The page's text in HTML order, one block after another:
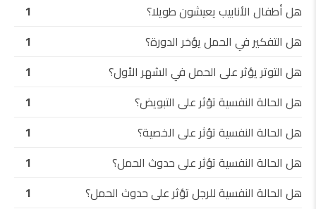
هل أطفال الأنابيب يعيشون طويلا؟
1
هل التفكير في الحمل يؤخر الدورة؟
1
هل التوتر يؤثر على الحمل في الشهر الأول؟
1
هل الحالة النفسية تؤثر على التبويض؟
1
هل الحالة النفسية تؤثر على الخصية؟
1
هل الحالة النفسية تؤثر على حدوث الحمل؟
1
هل الحالة النفسية للرجل تؤثر على حدوث الحمل؟
1